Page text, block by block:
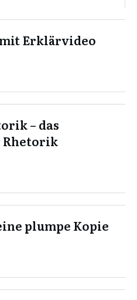
Erklärvideo
– das
Rhetorik
plumpe Kopie